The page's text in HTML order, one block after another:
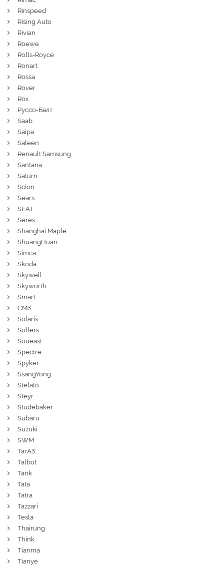
Rinspeed
Rising Auto
Rivian
Roewe
Rolls-Royce
Ronart
Rossa
Rover
Rox
Руссо-Балт
Saab
Saipa
Saleen
Renault Samsung
Santana
Saturn
Scion
Sears
SEAT
Seres
Shanghai Maple
ShuangHuan
Simca
Skoda
Skywell
Skyworth
Smart
СМЗ
Solaris
Sollers
Soueast
Spectre
Spyker
SsangYong
Stelato
Steyr
Studebaker
Subaru
Suzuki
SWM
ТагАЗ
Talbot
Tank
Tata
Tatra
Tazzari
Tesla
Thairung
Think
Tianma
Tianye